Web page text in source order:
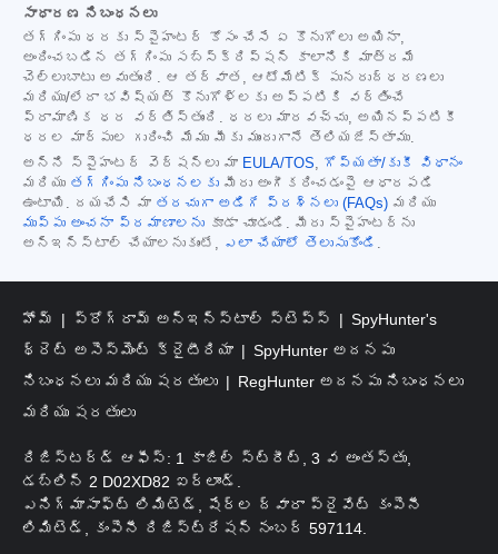
సాధారణ నిబంధనలు
తగ్గింపు ధరకు స్పైహంటర్ కోసం చేసే ఏ కొనుగోలు అయినా,
అందించబడిన తగ్గింపు సబ్‌స్క్రిప్షన్ కాలానికి మాత్రమే
చెల్లుబాటు అవుతుంది. ఆ తర్వాత, ఆటోమేటిక్ పునరుద్ధరణలు
మరియు/లేదా భవిష్యత్ కొనుగోళ్లకు అప్పటికి వర్తించే
ప్రామాణిక ధర వర్తిస్తుంది. ధరలు మారవచ్చు, అయినప్పటికీ
ధరల మార్పుల గురించి మేము మీకు ముందుగానే తెలియజేస్తాము.
అన్ని స్పైహంటర్ వెర్షన్‌లు మా EULA/TOS, గోప్యతా/కుకీ విధానం
మరియు తగ్గింపు నిబంధనలకు మీరు అంగీకరించడంపై ఆధారపడి
ఉంటాయి. దయచేసి మా తరచుగా అడిగే ప్రశ్నలు (FAQs) మరియు
ముప్పు అంచనా ప్రమాణాలను కూడా చూడండి. మీరు స్పైహంటర్‌ను
అన్‌ఇన్‌స్టాల్ చేయాలనుకుంటే, ఎలా చేయాలో తెలుసుకోండి .
హోమ్ ప్రోగ్రామ్ అన్‌ఇన్‌స్టాల్ స్టెప్స్
SpyHunter's
థ్రెట్ అసెస్‌మెంట్ క్రైటీరియా
SpyHunter అదనపు
నిబంధనలు మరియు షరతులు
RegHunter అదనపు నిబంధనలు
మరియు షరతులు
రిజిస్టర్డ్ ఆఫీస్: 1 కాజిల్ స్ట్రీట్, 3 వ అంతస్తు,
డబ్లిన్ 2 D02XD82 ఐర్లాండ్.
ఎనిగ్మాసాఫ్ట్ లిమిటెడ్, షేర్ల ద్వారా ప్రైవేట్ కంపెనీ
లిమిటెడ్, కంపెనీ రిజిస్ట్రేషన్ నంబర్ 597114.